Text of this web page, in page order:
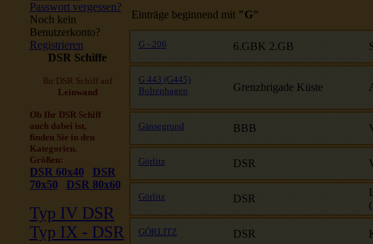
Passwort vergessen?
Noch kein
Benutzerkonto?
Registrieren
DSR Schiffe
Ihr DSR Schiff auf
Leinwand
Ob Ihr DSR Schiff
auch dabei ist,
finden Sie in den
Kategorien.
Größen:
DSR 60x40
DSR
70x50
DSR 80x60
Typ IV DSR
Typ IX - DSR
Einträge beginnend mit "G"
G - 206 6.GBK 2.GB
G 443 (G445)
Boltenhagen
Grenzbrigade Küste
Gänsegrund BBB
Görlitz DSR
Görlitz DSR
GÖRLITZ DSR